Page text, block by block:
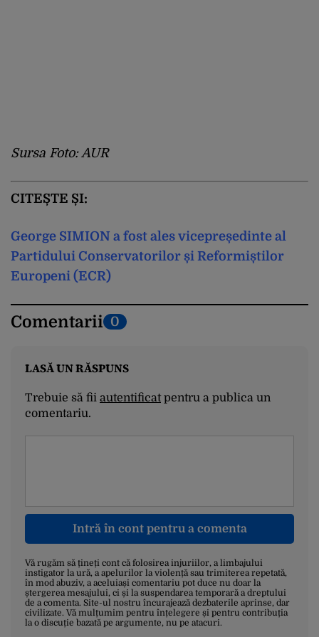
Sursa Foto: AUR
CITEȘTE ȘI:
George SIMION a fost ales vicepreședinte al
Partidului Conservatorilor și Reformiștilor
Europeni (ECR)
Comentarii 0
LASĂ UN RĂSPUNS
Trebuie să fii autentificatpentru a publica un
comentariu.
Intră în cont pentru a comenta
Vă rugăm să țineți cont că folosirea injuriilor, a limbajului
instigator la ură, a apelurilor la violență sau trimiterea repetată,
în mod abuziv, a aceluiași comentariu pot duce nu doar la
ștergerea mesajului, ci și la suspendarea temporară a dreptului
de a comenta. Site-ul nostru încurajează dezbaterile aprinse, dar
civilizate. Vă mulțumim pentru înțelegere și pentru contribuția
la o discuție bazată pe argumente, nu pe atacuri.